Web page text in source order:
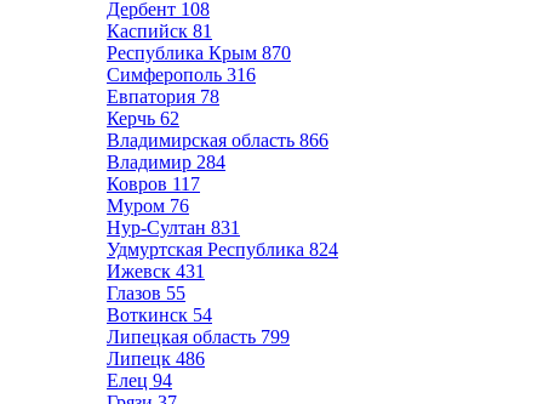
Дербент 108
Каспийск 81
Республика Крым 870
Симферополь 316
Евпатория 78
Керчь 62
Владимирская область 866
Владимир 284
Ковров 117
Муром 76
Нур-Султан 831
Удмуртская Республика 824
Ижевск 431
Глазов 55
Воткинск 54
Липецкая область 799
Липецк 486
Елец 94